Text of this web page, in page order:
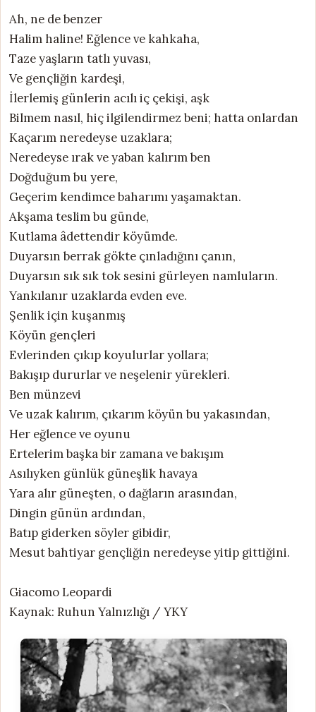
Ah, ne de benzer
Halim haline! Eğlence ve kahkaha,
Taze yaşların tatlı yuvası,
Ve gençliğin kardeşi,
İlerlemiş günlerin acılı iç çekişi, aşk
Bilmem nasıl, hiç ilgilendirmez beni; hatta onlardan
Kaçarım neredeyse uzaklara;
Neredeyse ırak ve yaban kalırım ben
Doğduğum bu yere,
Geçerim kendimce baharımı yaşamaktan.
Akşama teslim bu günde,
Kutlama âdettendir köyümde.
Duyarsın berrak gökte çınladığını çanın,
Duyarsın sık sık tok sesini gürleyen namluların.
Yankılanır uzaklarda evden eve.
Şenlik için kuşanmış
Köyün gençleri
Evlerinden çıkıp koyulurlar yollara;
Bakışıp dururlar ve neşelenir yürekleri.
Ben münzevi
Ve uzak kalırım, çıkarım köyün bu yakasından,
Her eğlence ve oyunu
Ertelerim başka bir zamana ve bakışım
Asılıyken günlük güneşlik havaya
Yara alır güneşten, o dağların arasından,
Dingin günün ardından,
Batıp giderken söyler gibidir,
Mesut bahtiyar gençliğin neredeyse yitip gittiğini.
Giacomo Leopardi
Kaynak: Ruhun Yalnızlığı / YKY